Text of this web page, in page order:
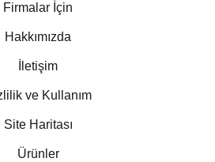
Firmalar İçin
Hakkımızda
İletişim
ve Kullanım
Site Haritası
Ürünler